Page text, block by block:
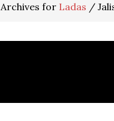
Archives for Ladas /